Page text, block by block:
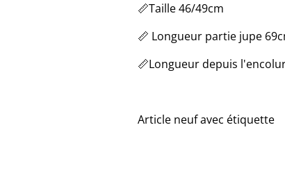
📏Taille 46/49cm
📏 Longueur partie jupe
📏Longueur depuis
Article neuf avec étiquette